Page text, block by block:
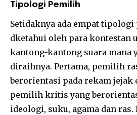
Tipologi Pemilih
Setidaknya ada empat
dketahui oleh para kontestan
kantong-kantong suara mana
diraihnya. Pertama, pemilih
berorientasi pada rekam jejak
pemilih kritis yang
ideologi, suku, agama dan